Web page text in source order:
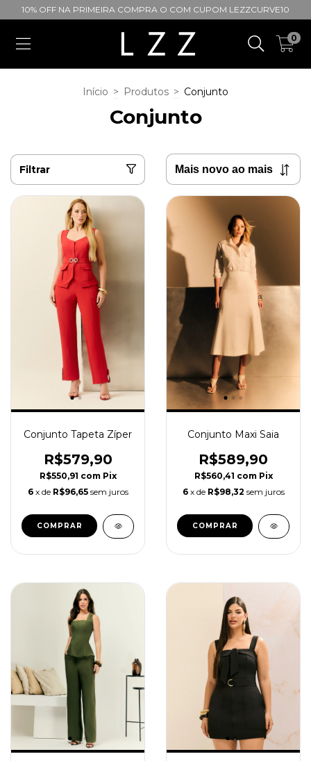
10% OFF NA PRIMEIRA COMPRA O COM CUPOM LEZZCURVE10
0
Início > Produtos > Conjunto
Conjunto
Filtrar
Conjunto Tapeta Zíper
R$579,90
R$550,91 com Pix
6 x de R$96,65 sem juros
COMPRAR
Conjunto Maxi Saia
R$589,90
R$560,41 com Pix
6 x de R$98,32 sem juros
COMPRAR